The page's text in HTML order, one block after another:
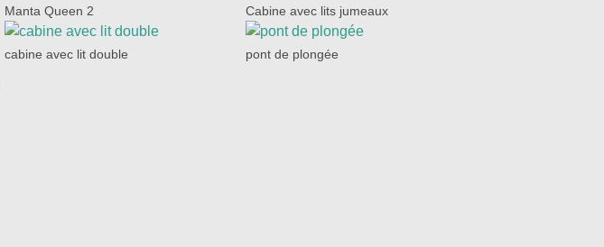
Manta Queen 2 Cabine avec lits jumeaux
cabine avec lit double pont de plongée